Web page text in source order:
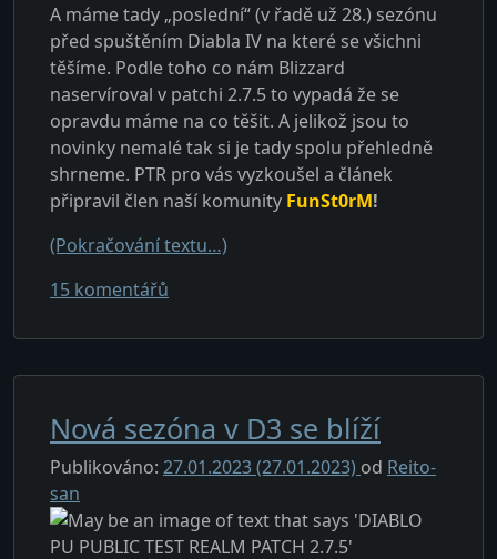
A máme tady „poslední“ (v řadě už 28.) sezónu
před spuštěním Diabla IV na které se všichni
těšíme. Podle toho co nám Blizzard
naservíroval v patchi 2.7.5 to vypadá že se
opravdu máme na co těšit. A jelikož jsou to
novinky nemalé tak si je tady spolu přehledně
shrneme. PTR pro vás vyzkoušel a článek
připravil člen naší komunity FunSt0rM!
(Pokračování textu…)
15 komentářů
Nová sezóna v D3 se blíží
Publikováno: 27.01.2023(27.01.2023) od Reito-
san